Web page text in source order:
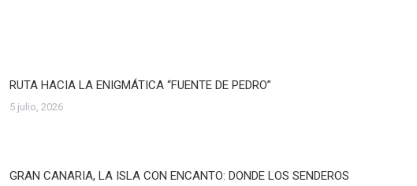
RUTA HACIA LA ENIGMÁTICA “FUENTE DE PEDRO”
5 julio, 2026
GRAN CANARIA, LA ISLA CON ENCANTO: DONDE LOS SENDEROS